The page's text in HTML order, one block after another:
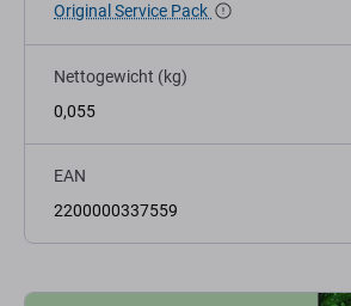
Original Service Pack
Nettogewicht (kg)
0,055
EAN
2200000337559